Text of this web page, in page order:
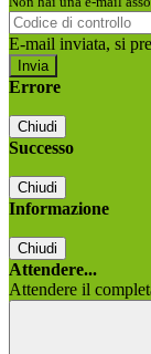
E-mail inviata, si
Errore
Chiudi
Successo
Chiudi
Informazione
Chiudi
Attendere...
Attendere il